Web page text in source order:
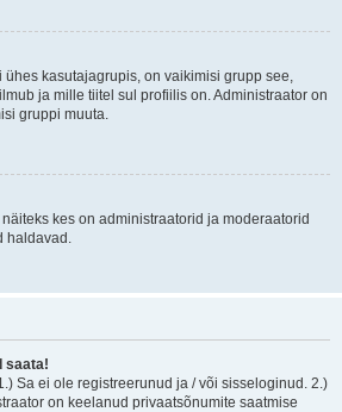
ühes kasutajagrupis, on vaikimisi grupp see,
ja mille tiitel sul profiilis on. Administraator on
gruppi muuta.
kes on administraatorid ja moderaatorid
haldavad.
saata!
Sa ei ole registreerunud ja / või sisseloginud. 2.)
on keelanud privaatsõnumite saatmise